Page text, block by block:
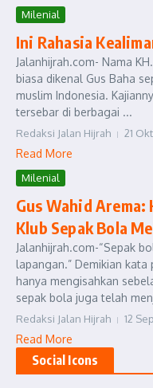
Milenial
Ini Rahasia
Jalanhijrah.com- Nama
biasa dikenal Gus Baha
muslim Indonesia.
tersebar di berbagai ...
Redaksi Jalan Hijrah 21
Read More
Milenial
Gus Wahid
Klub Sepak Bola
Jalanhijrah.com-“Sepak
lapangan.” Demikian
hanya mengisahkan
sepak bola juga telah
Redaksi Jalan Hijrah 12
Read More
Social Icons